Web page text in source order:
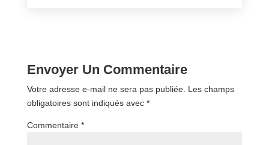
Envoyer Un Commentaire
Votre adresse e-mail ne sera pas publiée. Les champs
obligatoires sont indiqués avec *
Commentaire *